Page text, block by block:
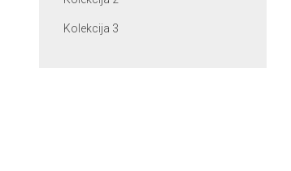
Kolekcija 3